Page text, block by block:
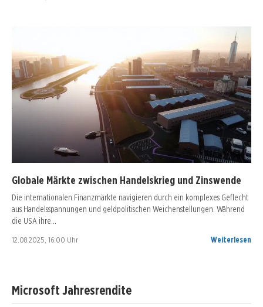
Globale Märkte zwischen Handelskrieg und Zinswende
Die internationalen Finanzmärkte navigieren durch ein komplexes Geflecht
aus Handelsspannungen und geldpolitischen Weichenstellungen. Während
die USA ihre…
12.08.2025, 16:00 Uhr Weiterlesen
Microsoft Jahresrendite